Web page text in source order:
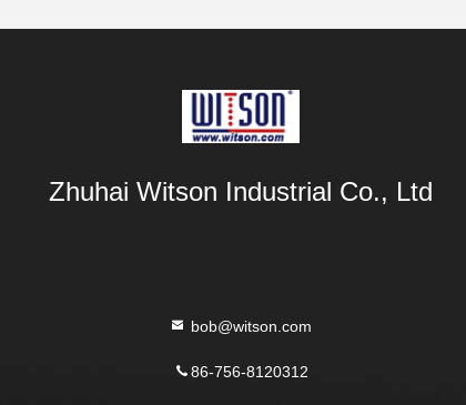
Zhuhai Witson Industrial Co., Ltd
bob@witson.com
86-756-8120312